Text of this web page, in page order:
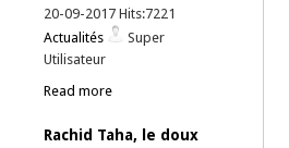
20-09-2017 Hits:7221
Actualités
Super
Utilisateur
Read more
Rachid Taha, le doux